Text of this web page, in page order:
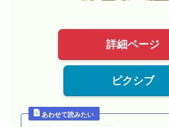
詳細ページ
ピクシブ